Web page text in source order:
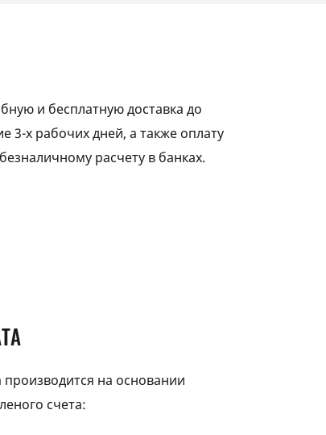
и бесплатную доставка до
3-х рабочих дней, а также оплату
расчету в банках.
производится на основании
счета: